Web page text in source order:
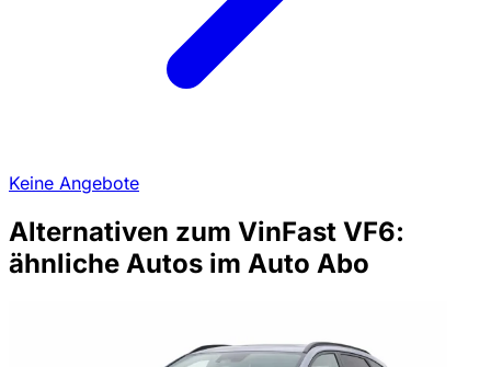
Keine Angebote
Alternativen zum VinFast VF6:
ähnliche Autos im Auto Abo